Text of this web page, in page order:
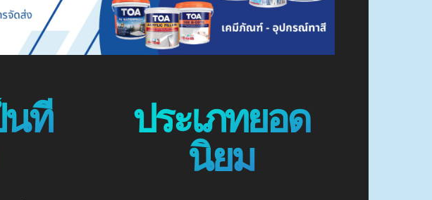
ที่ ประเภทยอด
นิยม